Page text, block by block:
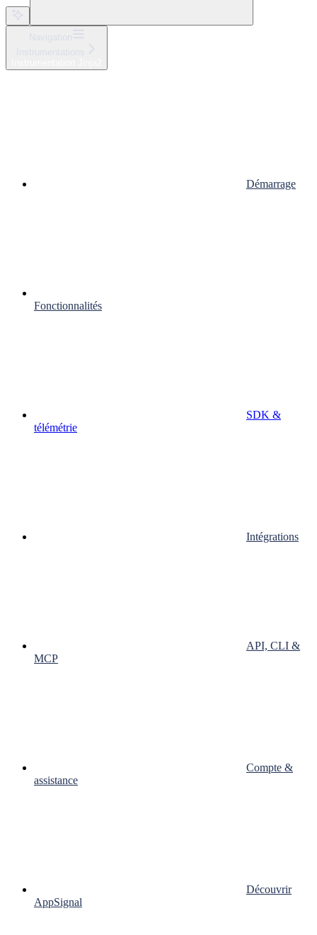
Démarrage
Fonctionnalités
SDK &
télémétrie
Intégrations
API, CLI &
MCP
Compte &
assistance
Découvrir
AppSignal